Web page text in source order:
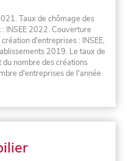
Taux de chômage des
INSEE 2022. Couverture
d'entreprises : INSEE,
2019. Le taux de
nombre des créations
d'entreprises de l'année